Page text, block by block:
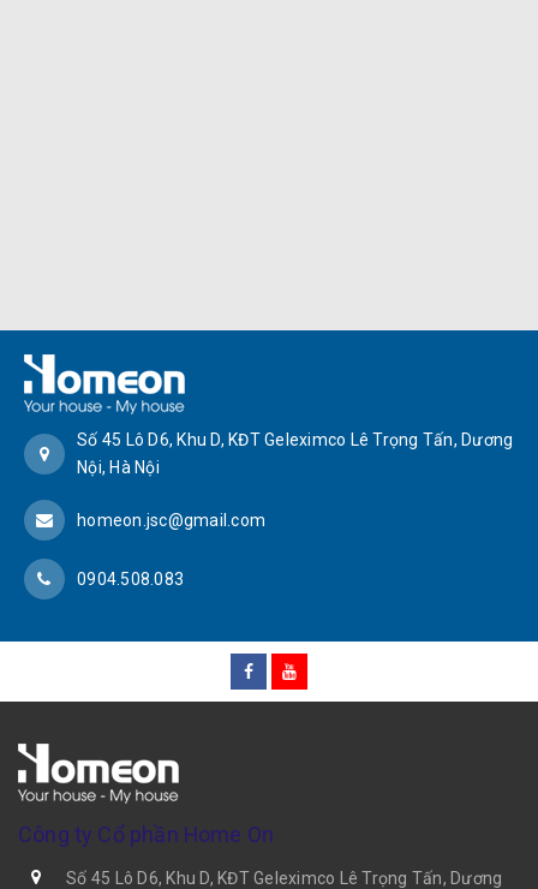
Số 45 Lô D6, Khu D, KĐT Geleximco Lê Trọng Tấn, Dương
Nội, Hà Nội
homeon.jsc@gmail.com
0904.508.083
Công ty Cổ phần Home On
Số 45 Lô D6, Khu D, KĐT Geleximco Lê Trọng Tấn, Dương